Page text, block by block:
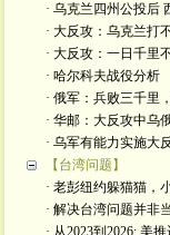
· 乌克兰四州公投后
· 大反攻：乌克兰打
· 大反攻：一日千里
· 哈尔科夫战役分析
· 俄军：兵败三千里
· 华邮：大反攻中乌
· 乌军有能力实施大
【台湾问题】
· 老彭纽约躲猫猫，
· 解决台湾问题并非
· 从2023到2026: 美